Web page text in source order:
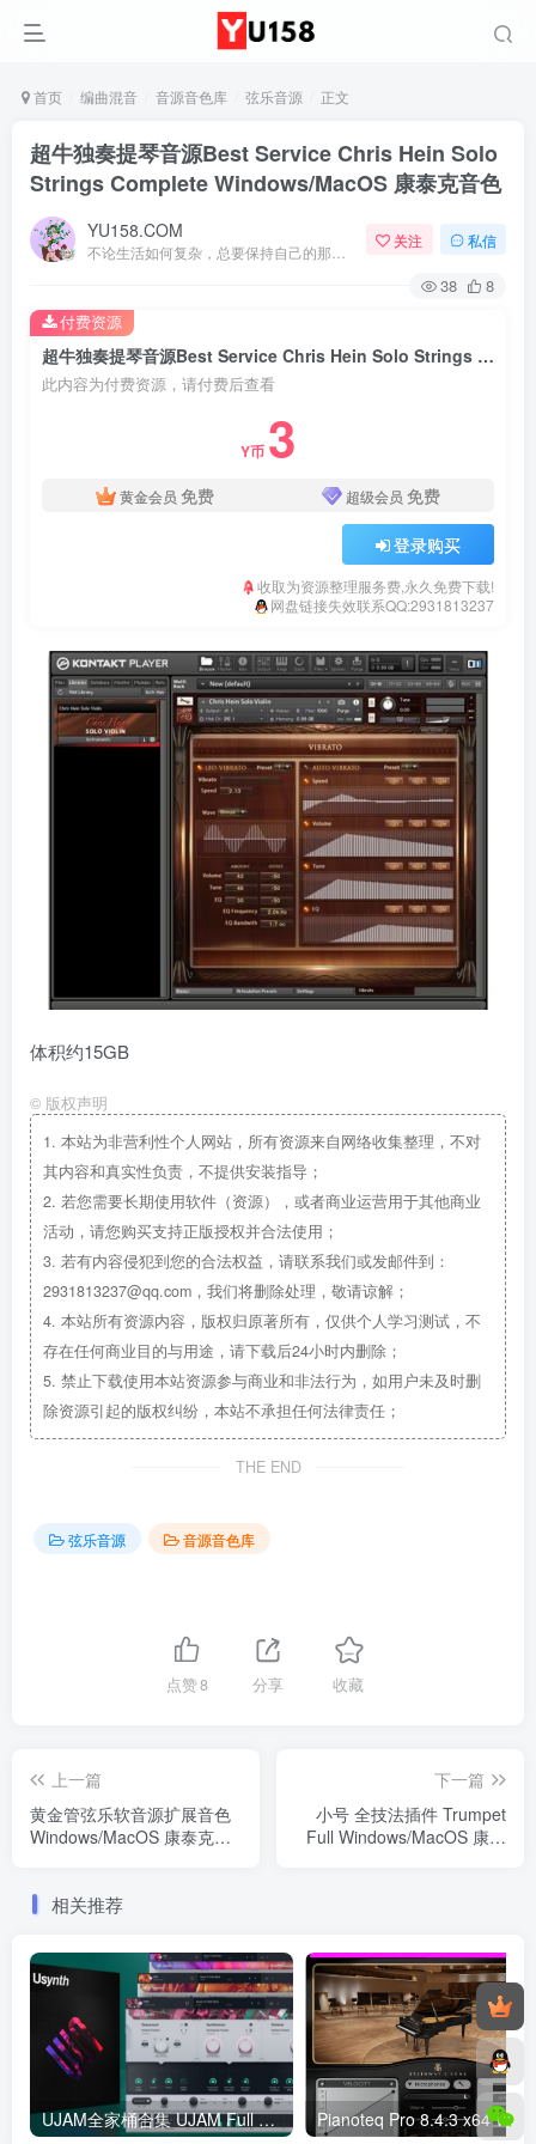
首页 编曲混音 音源音色库 弦乐音源 正文
超牛独奏提琴音源Best Service Chris Hein Solo
Strings Complete Windows/MacOS 康泰克音色
YU158.COM 关注 私信
38 8
超牛独奏提琴音源Best Service Chris Hein Solo Strings Complete Windows/MacOS 康泰克音色
此内容为付费资源，请付费后查看
Y币 3
黄金会员 免费 超级会员 免费
登录购买
收取为资源整理服务费,永久免费下载!
网盘链接失效联系QQ:2931813237
付费资源
体积约15GB
© 版权声明
1. 本站为非营利性个人网站，所有资源来自网络收集整理，不对
其内容和真实性负责，不提供安装指导；
2. 若您需要长期使用软件（资源），或者商业运营用于其他商业
活动，请您购买支持正版授权并合法使用；
3. 若有内容侵犯到您的合法权益，请联系我们或发邮件到：
2931813237@qq.com，我们将删除处理，敬请谅解；
4. 本站所有资源内容，版权归原著所有，仅供个人学习测试，不
存在任何商业目的与用途，请下载后24小时内删除；
5. 禁止下载使用本站资源参与商业和非法行为，如用户未及时删
除资源引起的版权纠纷，本站不承担任何法律责任；
THE END
弦乐音源 音源音色库
点赞8 分享 收藏
上一篇
黄金管弦乐软音源扩展音色
Windows/MacOS 康泰克音
下一篇
小号 全技法插件 Trumpet
Full Windows/MacOS 康泰
相关推荐
UJAM全家桶合集 UJAM Full Bundle: The Collector’s Edition WIN Pianoteq Pro 8.4.3 x64 WiN